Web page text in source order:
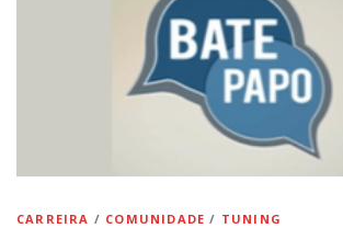
ARQUIVO LINKS
CONTATO
CARREIRA / COMUNIDADE / TUNING